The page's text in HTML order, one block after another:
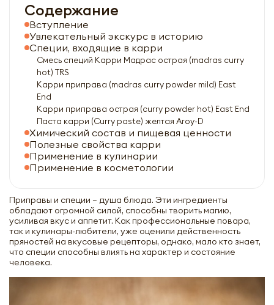
Приправы и специи – душа блюда. Эти ингредиенты
обладают огромной силой, способны творить магию,
усиливая вкус и аппетит. Как профессиональные повара,
так и кулинары-любители, уже оценили действенность
пряностей на вкусовые рецепторы, однако, мало кто знает,
что специи способны влиять на характер и состояние
человека.
Содержание
Вступление
Увлекательный экскурс в историю
Специи, входящие в карри
Смесь специй Карри Мадрас острая (madras curry
hot) TRS
Карри приправа (madras curry powder mild) East
End
Карри приправа острая (curry powder hot) East End
Паста карри (Curry paste) желтая Aroy-D
Химический состав и пищевая ценности
Полезные свойства карри
Применение в кулинарии
Применение в косметологии